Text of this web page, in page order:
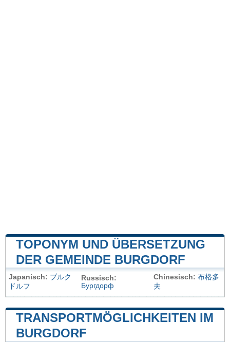
TOPONYM UND ÜBERSETZUNG
DER GEMEINDE BURGDORF
Japanisch: ブルク
ドルフ
Russisch:
Бургдорф
Chinesisch: 布格多
夫
TRANSPORTMÖGLICHKEITEN IM
BURGDORF